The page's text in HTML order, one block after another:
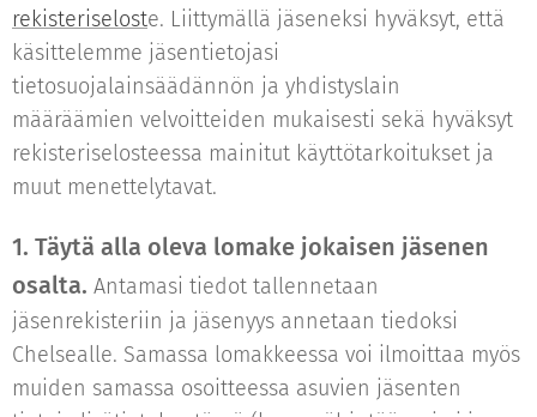
rekisteriseloste. Liittymällä jäseneksi hyväksyt, että
käsittelemme jäsentietojasi
tietosuojalainsäädännön ja yhdistyslain
määräämien velvoitteiden mukaisesti sekä hyväksyt
rekisteriselosteessa mainitut käyttötarkoitukset ja
muut menettelytavat.
1. Täytä alla oleva lomake jokaisen jäsenen
osalta. Antamasi tiedot tallennetaan
jäsenrekisteriin ja jäsenyys annetaan tiedoksi
Chelsealle. Samassa lomakkeessa voi ilmoittaa myös
muiden samassa osoitteessa asuvien jäsenten